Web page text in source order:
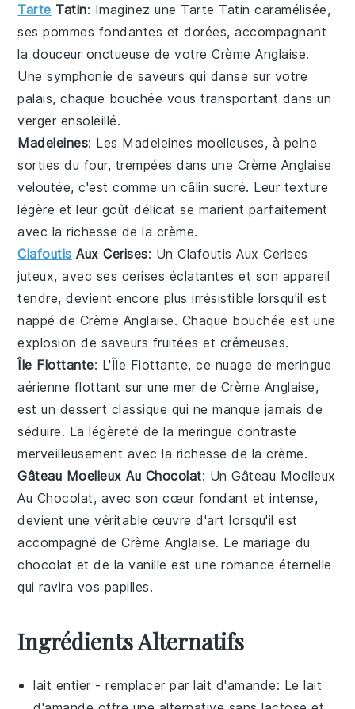
Tarte Tatin: Imaginez une Tarte Tatin caramélisée,
ses pommes fondantes et dorées, accompagnant
la douceur onctueuse de votreCrème Anglaise.
Une symphonie de saveurs qui danse sur votre
palais, chaque bouchée vous transportant dans un
verger ensoleillé.
Madeleines: Les Madeleines moelleuses, à peine
sorties du four, trempées dans une Crème Anglaise
veloutée, c'est comme un câlin sucré. Leur texture
légère et leur goût délicat se marient parfaitement
avec la richesse de la crème.
Clafoutis Aux Cerises: UnClafoutis Aux Cerises
juteux, avec ses cerises éclatantes et son appareil
tendre, devient encore plus irrésistible lorsqu'il est
nappé de Crème Anglaise. Chaque bouchée est une
explosion de saveurs fruitées et crémeuses.
Île Flottante: L'Île Flottante, ce nuage de meringue
aérienne flottant sur une mer de Crème Anglaise,
est un dessert classique qui ne manque jamais de
séduire. La légèreté de la meringue contraste
merveilleusement avec la richesse de la crème.
Gâteau Moelleux Au Chocolat: UnGâteau Moelleux
Au Chocolat, avec son cœur fondant et intense,
devient une véritable œuvre d'art lorsqu'il est
accompagné deCrème Anglaise. Le mariage du
chocolat et de la vanille est une romance éternelle
qui ravira vos papilles.
Ingrédients Alternatifs
lait entier - remplacer parlait d'amande: Le lait